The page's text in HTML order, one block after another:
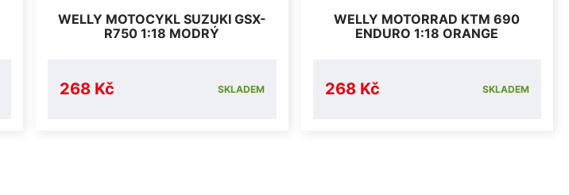
WELLY MOTOCYKL SUZUKI GSX-
R750 1:18 MODRÝ
268 Kč SKLADEM
WELLY MOTORRAD KTM 690
ENDURO 1:18 ORANGE
268 Kč SKLADEM